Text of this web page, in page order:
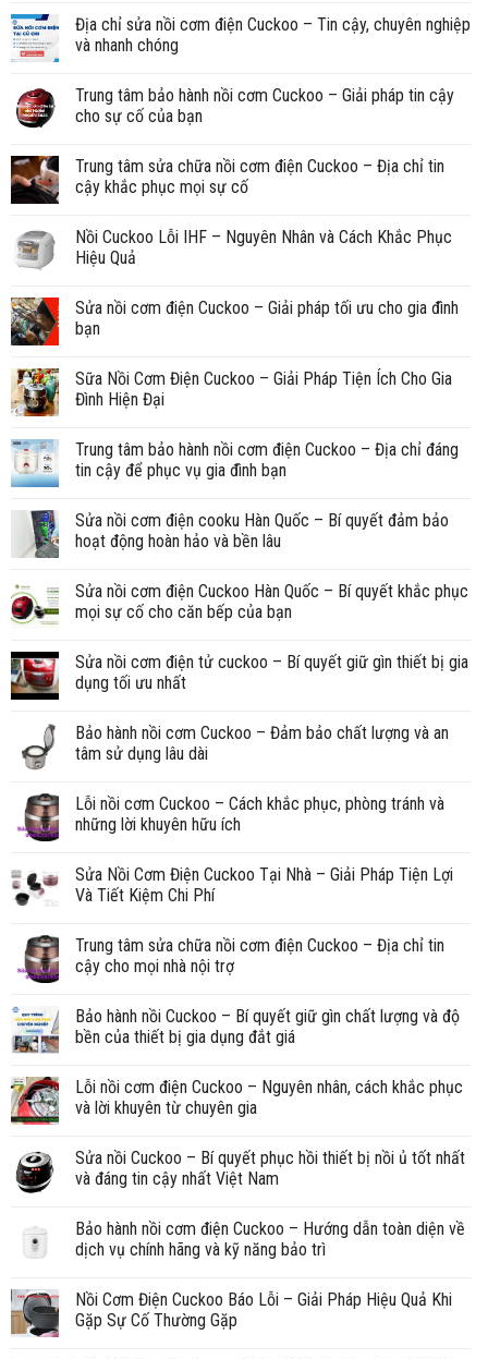
Địa chỉ sửa nồi cơm điện Cuckoo – Tin cậy, chuyên nghiệp
và nhanh chóng
Trung tâm bảo hành nồi cơm Cuckoo – Giải pháp tin cậy
cho sự cố của bạn
Trung tâm sửa chữa nồi cơm điện Cuckoo – Địa chỉ tin
cậy khắc phục mọi sự cố
Nồi Cuckoo Lỗi IHF – Nguyên Nhân và Cách Khắc Phục
Hiệu Quả
Sửa nồi cơm điện Cuckoo – Giải pháp tối ưu cho gia đình
bạn
Sữa Nồi Cơm Điện Cuckoo – Giải Pháp Tiện Ích Cho Gia
Đình Hiện Đại
Trung tâm bảo hành nồi cơm điện Cuckoo – Địa chỉ đáng
tin cậy để phục vụ gia đình bạn
Sửa nồi cơm điện cooku Hàn Quốc – Bí quyết đảm bảo
hoạt động hoàn hảo và bền lâu
Sửa nồi cơm điện Cuckoo Hàn Quốc – Bí quyết khắc phục
mọi sự cố cho căn bếp của bạn
Sửa nồi cơm điện tử cuckoo – Bí quyết giữ gìn thiết bị gia
dụng tối ưu nhất
Bảo hành nồi cơm Cuckoo – Đảm bảo chất lượng và an
tâm sử dụng lâu dài
Lỗi nồi cơm Cuckoo – Cách khắc phục, phòng tránh và
những lời khuyên hữu ích
Sửa Nồi Cơm Điện Cuckoo Tại Nhà – Giải Pháp Tiện Lợi
Và Tiết Kiệm Chi Phí
Trung tâm sửa chữa nồi cơm điện Cuckoo – Địa chỉ tin
cậy cho mọi nhà nội trợ
Bảo hành nồi Cuckoo – Bí quyết giữ gìn chất lượng và độ
bền của thiết bị gia dụng đắt giá
Lỗi nồi cơm điện Cuckoo – Nguyên nhân, cách khắc phục
và lời khuyên từ chuyên gia
Sửa nồi Cuckoo – Bí quyết phục hồi thiết bị nồi ủ tốt nhất
và đáng tin cậy nhất Việt Nam
Bảo hành nồi cơm điện Cuckoo – Hướng dẫn toàn diện về
dịch vụ chính hãng và kỹ năng bảo trì
Nồi Cơm Điện Cuckoo Báo Lỗi – Giải Pháp Hiệu Quả Khi
Gặp Sự Cố Thường Gặp